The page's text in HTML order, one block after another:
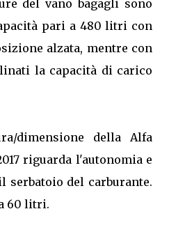
del vano bagagli sono
pari a 480 litri con
alzata, mentre con
la capacità di carico
dimensione della Alfa
riguarda l'autonomia e
serbatoio del carburante.
60 litri.